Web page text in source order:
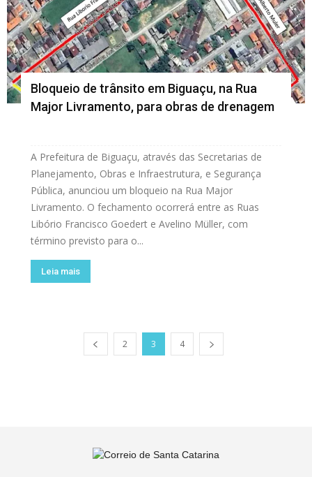
Bloqueio de trânsito em Biguaçu, na Rua
Major Livramento, para obras de drenagem
A Prefeitura de Biguaçu, através das Secretarias de
Planejamento, Obras e Infraestrutura, e Segurança
Pública, anunciou um bloqueio na Rua Major
Livramento. O fechamento ocorrerá entre as Ruas
Libório Francisco Goedert e Avelino Müller, com
término previsto para o...
Leia mais
2 3 4